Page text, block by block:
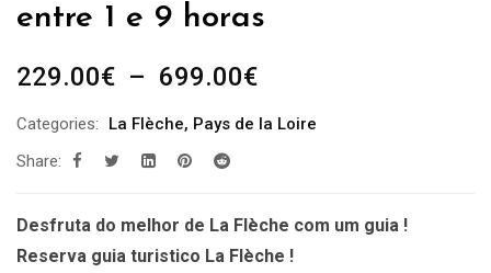
entre 1 e 9 horas
229.00€ – 699.00€Plage
prix :
699.00€
Categories: La Flèche, Pays de la Loire
Share:
Desfruta do melhor de La Flèche com um guia !
Reserva guia turistico La Flèche !